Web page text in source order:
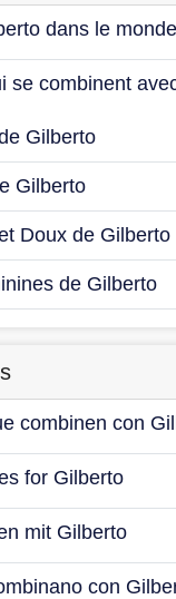
dans le monde
se combinent
Gilberto
Gilberto
Doux de Gilberto
de Gilberto
combinen con
for Gilberto
mit Gilberto
con